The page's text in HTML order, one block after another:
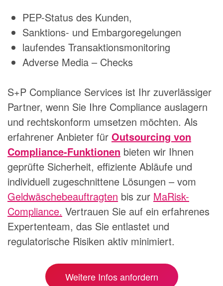
PEP-Status des Kunden,
Sanktions- und Embargoregelungen
laufendes Transaktionsmonitoring
Adverse Media – Checks
S+P Compliance Services ist Ihr zuverlässiger
Partner, wenn Sie Ihre Compliance auslagern
und rechtskonform umsetzen möchten. Als
erfahrener Anbieter für Outsourcing von
Compliance-Funktionen bieten wir Ihnen
geprüfte Sicherheit, effiziente Abläufe und
individuell zugeschnittene Lösungen – vom
Geldwäschebeauftragten bis zur MaRisk-
Compliance. Vertrauen Sie auf ein erfahrenes
Expertenteam, das Sie entlastet und
regulatorische Risiken aktiv minimiert.
Weitere Infos anfordern